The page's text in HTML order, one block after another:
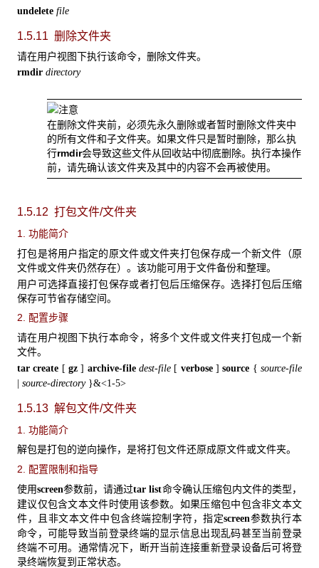
undelete file
1.5.11 删除文件夹
请在用户视图下执行该命令，删除文件夹。
rmdir directory
在删除文件夹前，必须先永久删除或者暂时删除文件夹中
的所有文件和子文件夹。如果文件只是暂时删除，那么执
行rmdir会导致这些文件从回收站中彻底删除。执行本操作
前，请先确认该文件夹及其中的内容不会再被使用。
1.5.12 打包文件/文件夹
1. 功能简介
打包是将用户指定的原文件或文件夹打包保存成一个新文件（原
文件或文件夹仍然存在）。该功能可用于文件备份和整理。
用户可选择直接打包保存或者打包后压缩保存。选择打包后压缩
保存可节省存储空间。
2. 配置步骤
请在用户视图下执行本命令，将多个文件或文件夹打包成一个新
文件。
tar create [ gz] archive-filedest-file [ verbose] source { source-file
| source-directory }&<1-5>
1.5.13 解包文件/文件夹
1. 功能简介
解包是打包的逆向操作，是将打包文件还原成原文件或文件夹。
2. 配置限制和指导
使用screen参数前，请通过tar list命令确认压缩包内文件的类型，
建议仅包含文本文件时使用该参数。如果压缩包中包含非文本文
件，且非文本文件中包含终端控制字符，指定screen参数执行本
命令，可能导致当前登录终端的显示信息出现乱码甚至当前登录
终端不可用。通常情况下，断开当前连接重新登录设备后可将登
录终端恢复到正常状态。